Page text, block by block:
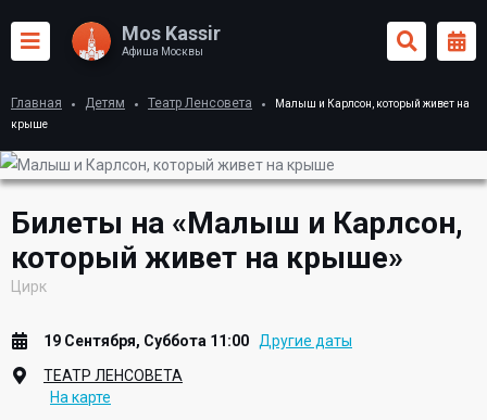
Mos Kassir
Афиша Москвы
Главная Детям Театр Ленсовета
Малыш и Карлсон, который живет на
крыше
Билеты на «Малыш и Карлсон,
который живет на крыше»
Цирк
19 Сентября, Суббота 11:00
Другие даты
ТЕАТР ЛЕНСОВЕТА
На карте